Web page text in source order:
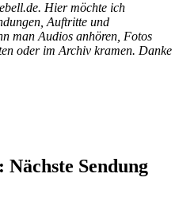
Hier möchte ich
Auftritte und
man Audios anhören, Fotos
oder im Archiv kramen. Danke
Sendung